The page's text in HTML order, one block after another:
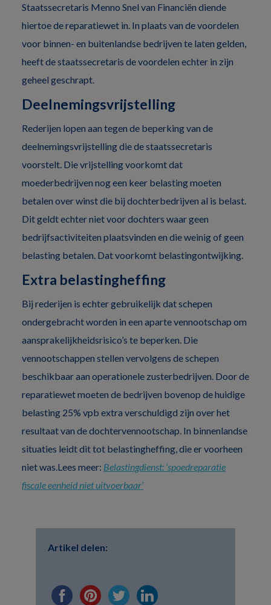
Staatssecretaris Menno Snel van Financiën diende
hiertoe de reparatiewet in. In plaats van de voordelen
voor binnen- en buitenlandse bedrijven te laten gelden,
heeft de staatssecretaris de voordelen echter in zijn
geheel geschrapt.
Deelnemingsvrijstelling
Rederijen lopen aan tegen de beperking van de
deelnemingsvrijstelling die de staatssecretaris
voorstelt. Die vrijstelling voorkomt dat
moederbedrijven nog een keer belasting moeten
betalen over winst die bij dochterbedrijven al is belast.
Dit geldt echter niet voor dochters waar geen
bedrijfsactiviteiten plaatsvinden en die weinig of geen
belasting betalen. Dat voorkomt belastingontwijking.
Extra belastingheffing
Bij rederijen is echter gebruikelijk dat schepen
ondergebracht worden in een aparte vennootschap om
aansprakelijkheidsrisico’s te beperken. Die
vennootschappen stellen vervolgens de schepen
beschikbaar aan operationele zusterbedrijven. Door de
reparatiewet moeten de bedrijven bovenop de huidige
belasting 25% vpb extra verschuldigd zijn over het
resultaat van de dochtervennootschap. In binnenlandse
situaties leidt dit tot belastingheffing, die er voorheen
niet was.Lees meer: Belastingdienst: ‘spoedreparatie
fiscale eenheid niet uitvoerbaar’
Artikel delen: